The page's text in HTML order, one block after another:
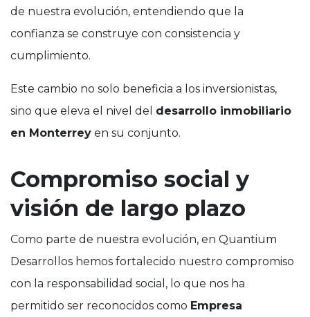
de nuestra evolución, entendiendo que la
confianza se construye con consistencia y
cumplimiento.
Este cambio no solo beneficia a los inversionistas,
sino que eleva el nivel del desarrollo inmobiliario
en Monterrey en su conjunto.
Compromiso social y
visión de largo plazo
Como parte de nuestra evolución, en Quantium
Desarrollos hemos fortalecido nuestro compromiso
con la responsabilidad social, lo que nos ha
permitido ser reconocidos como Empresa